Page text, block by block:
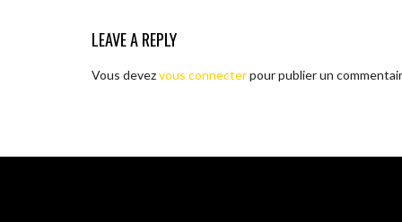
LEAVE A REPLY
Vous devezvous connecterpour publier un